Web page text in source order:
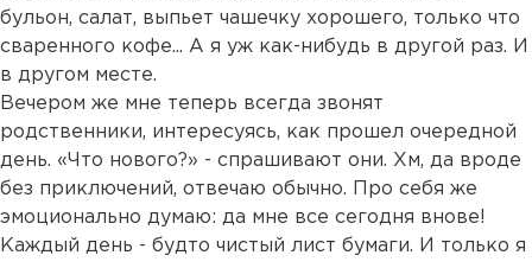
бульон, салат, выпьет чашечку хорошего, только что
сваренного кофе... А я уж как-нибудь в другой раз. И
в другом месте.
Вечером же мне теперь всегда звонят
родственники, интересуясь, как прошел очередной
день. «Что нового?» - спрашивают они. Хм, да вроде
без приключений, отвечаю обычно. Про себя же
эмоционально думаю: да мне все сегодня внове!
Каждый день - будто чистый лист бумаги. И только я